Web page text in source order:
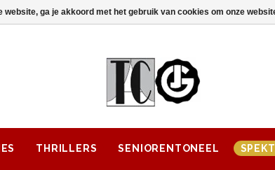
THRILLERS SENIORENTONEEL
website, ga je akkoord met het gebruik van cookies om onze